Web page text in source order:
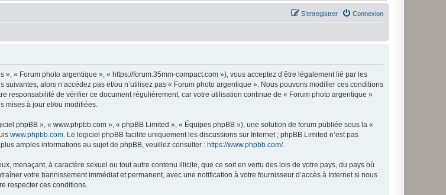
Connexion
S’enregistrer
« Forum photo argentique », « https://forum.35mm-compact.com »), vous acceptez d’être légalement lié par les
alors n’accédez pas et/ou n’utilisez pas « Forum photo argentique ». Nous pouvons modifier ces conditions
responsabilité de vérifier ce document régulièrement, car votre utilisation continue de « Forum photo argentique »
mises à jour et/ou modifiées.
phpBB », « www.phpbb.com », « phpBB Limited », « Équipes phpBB »), une solution de forum publiée sous la «
www.phpbb.com . Le logiciel phpBB facilite uniquement les discussions sur Internet ; phpBB Limited n’est pas
amples informations au sujet de phpBB, veuillez consulter : https://www.phpbb.com/.
menaçant, à caractère sexuel ou tout autre contenu illicite, que ce soit en vertu des lois de votre pays, du pays où
votre bannissement immédiat et permanent, avec une notification à votre fournisseur d’accès à Internet si nous
respecter ces conditions.